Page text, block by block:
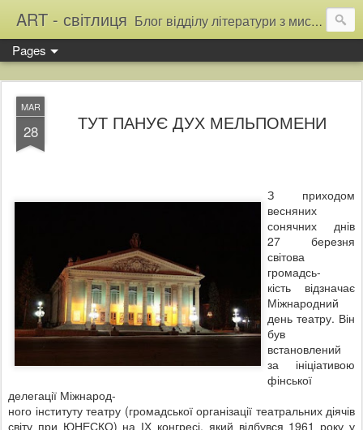
ART - світлиця Блог відділу літератури з мистецтва Тернопільської обласної універсальної наукової бібліотеки
Pages
MAR
28 ТУТ ПАНУЄ ДУХ МЕЛЬПОМЕНИ
З приходом
весняних
сонячних днів
27 березня
світова
громадсь-
кість відзначає
Міжнародний
день театру. Він
був
встановлений
за ініціативою
фінської
делегації Міжнарод-
ного інституту театру (громадської організації театральних діячів
світу при ЮНЕСКО) на ІХ конгресі, який відбувся 1961 року у